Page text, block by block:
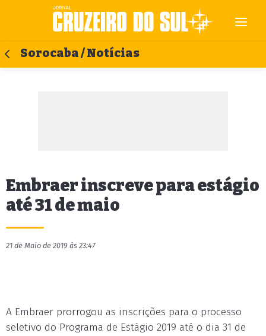
Sorocaba / Notícias
Embraer inscreve para estágio
até 31 de maio
21 de Maio de 2019 às 23:47
A Embraer prorrogou as inscrições para o processo
seletivo do Programa de Estágio 2019 até o dia 31 de